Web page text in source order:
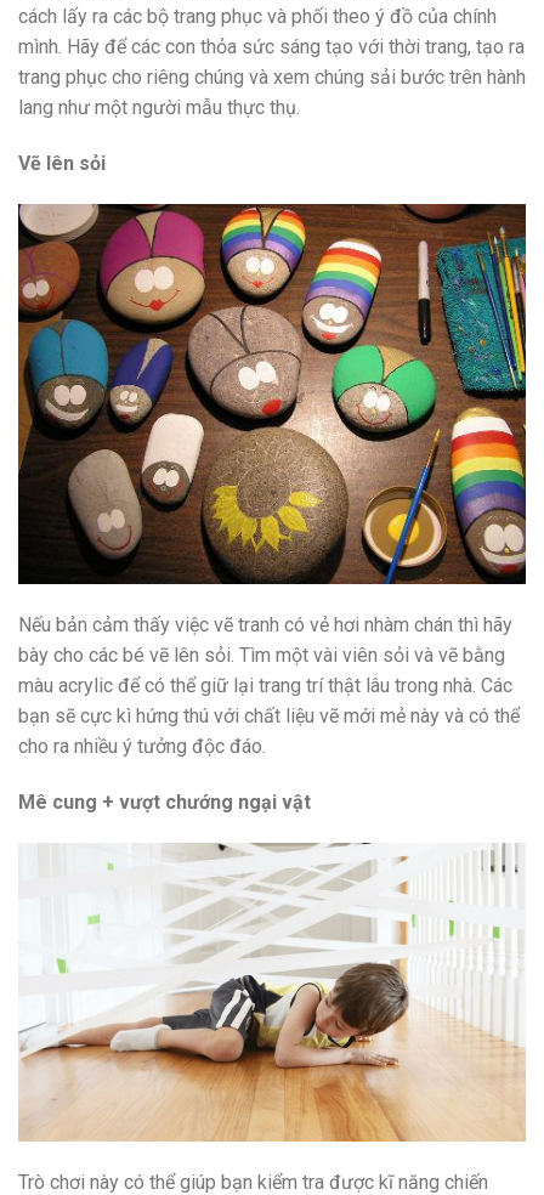
cách lấy ra các bộ trang phục và phối theo ý đồ của chính
mình. Hãy để các con thỏa sức sáng tạo với thời trang, tạo ra
trang phục cho riêng chúng và xem chúng sải bước trên hành
lang như một người mẫu thực thụ.
Vẽ lên sỏi
Nếu bản cảm thấy việc vẽ tranh có vẻ hơi nhàm chán thì hãy
bày cho các bé vẽ lên sỏi. Tìm một vài viên sỏi và vẽ bằng
màu acrylic để có thể giữ lại trang trí thật lâu trong nhà. Các
bạn sẽ cực kì hứng thú với chất liệu vẽ mới mẻ này và có thể
cho ra nhiều ý tưởng độc đáo.
Mê cung + vượt chướng ngại vật
Trò chơi này có thể giúp bạn kiểm tra được kĩ năng chiến